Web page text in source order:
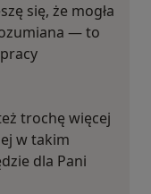
się, że mogła
— to
trochę więcej
w takim
dla Pani